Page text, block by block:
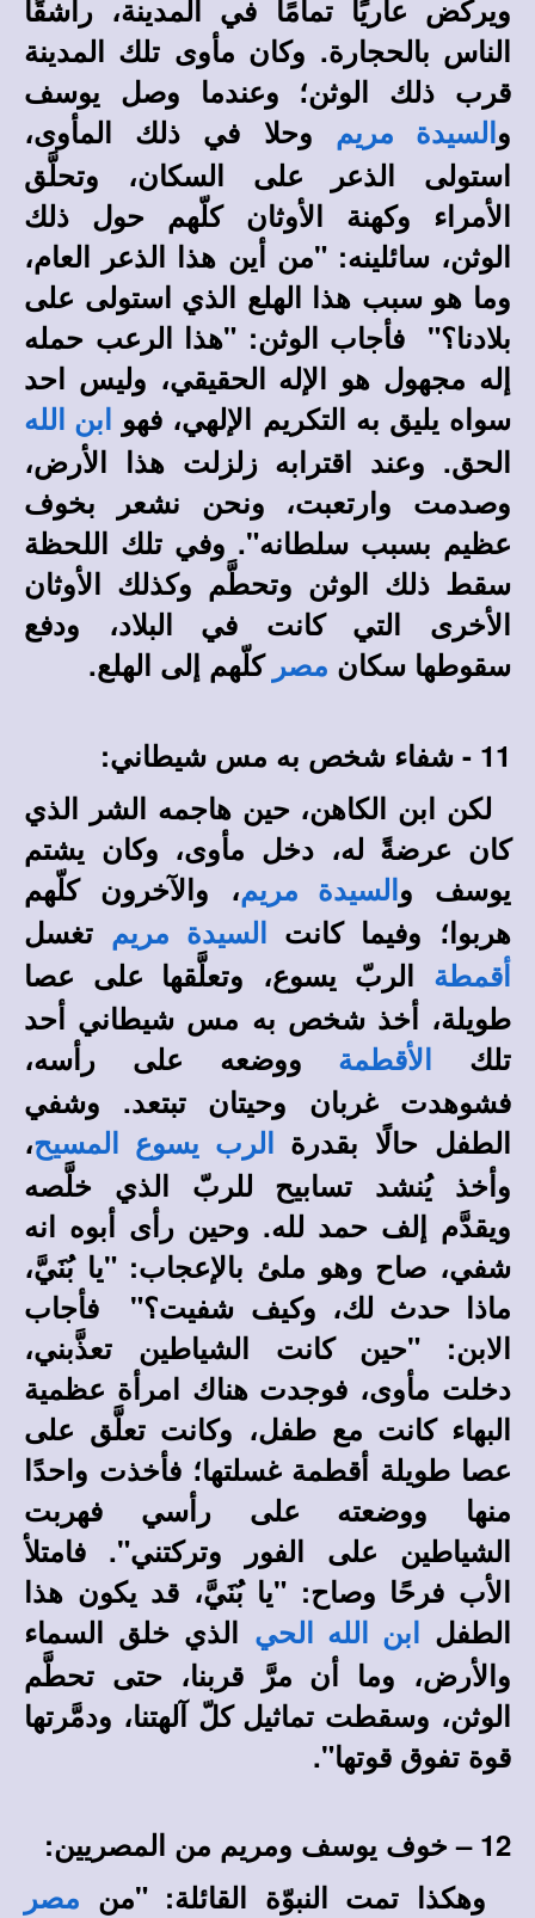
ويركض عاريًا تمامًا في المدينة، راشقًا
الناس بالحجارة. وكان مأوى تلك المدينة
قرب ذلك الوثن؛ وعندما وصل يوسف
و السيدة مريم
وحلا في ذلك المأوى،
استولى الذعر على السكان، وتحلَّق
الأمراء وكهنة الأوثان كلّهم حول ذلك
الوثن، سائلينه: "من أين هذا الذعر العام،
وما هو سبب هذا الهلع الذي استولى على
بلادنا؟" فأجاب الوثن: "هذا الرعب حمله
إله مجهول هو الإله الحقيقي، وليس احد
سواه يليق به التكريم الإلهي، فهو
ابن الله
الحق. وعند اقترابه زلزلت هذا الأرض،
وصدمت وارتعبت، ونحن نشعر بخوف
عظيم بسبب سلطانه". وفي تلك اللحظة
سقط ذلك الوثن وتحطَّم وكذلك الأوثان
الأخرى التي كانت في البلاد، ودفع
سقوطها سكان مصر كلّهم إلى الهلع.
11 - شفاء شخص به مس شيطاني:
لكن ابن الكاهن، حين هاجمه الشر الذي
كان عرضةً له، دخل مأوى، وكان يشتم
يوسف و السيدة مريم، والآخرون كلّهم
هربوا؛ وفيما كانت
السيدة مريم تغسل
أقمطة
الربّ يسوع، وتعلَّقها على عصا
طويلة، أخذ شخص به مس شيطاني أحد
تلك
الأقطمة
ووضعه على رأسه،
فشوهدت غربان وحيتان تبتعد. وشفي
الطفل حالًا بقدرة
الرب يسوع المسيح،
وأخذ يُنشد تسابيح للربّ الذي خلَّصه
ويقدَّم إلف حمد لله. وحين رأى أبوه انه
شفي، صاح وهو ملئ بالإعجاب: "يا بُنَيَّ،
ماذا حدث لك، وكيف شفيت؟" فأجاب
الابن: "حين كانت الشياطين تعذَّبني،
دخلت مأوى، فوجدت هناك امرأة عظمية
البهاء كانت مع طفل، وكانت تعلَّق على
عصا طويلة أقطمة غسلتها؛ فأخذت واحدًا
منها ووضعته على رأسي فهربت
الشياطين على الفور وتركتني". فامتلأ
الأب فرحًا وصاح: "يا بُنَيَّ، قد يكون هذا
الطفل
ابن الله الحي الذي خلق السماء
والأرض، وما أن مرَّ قربنا، حتى تحطَّم
الوثن، وسقطت تماثيل كلّ آلهتنا، ودمَّرتها
قوة تفوق قوتها".
12 – خوف يوسف ومريم من المصريين:
وهكذا تمت النبوّة القائلة: "من
مصر